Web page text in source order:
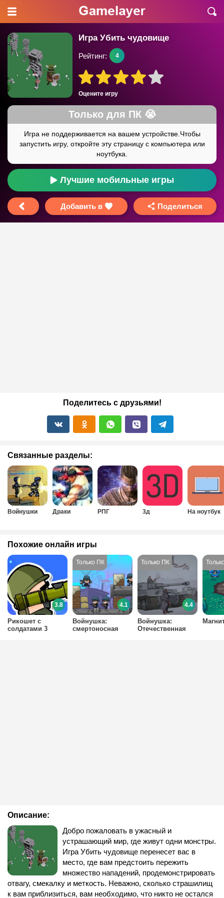
Игра Убить чудовище
Оцените игру
Рейтинг: 4
Лучшие мобильные игры
Добавить в Поделиться
Поделитесь с друзьями!
Связанные разделы:
Войнушки Драки РПГ 3д На ноутбук
Описание:
Добро пожаловать в ужасный и
устрашающий мир, где живут одни монстры.
Игра Убить чудовище перенесет вас в
место, где вам предстоить пережить
множество нападений, продемонстрировать
отвагу, смекалку и меткость. Неважно, сколько страшилищ
к вам приблизиться, вам необходимо, что никто не остался
Похожие онлайн игры
Рикошет с
солдатами 3
3.8
Войнушка:
смертоносная
4.1
Войнушка:
Отечественная
4.4